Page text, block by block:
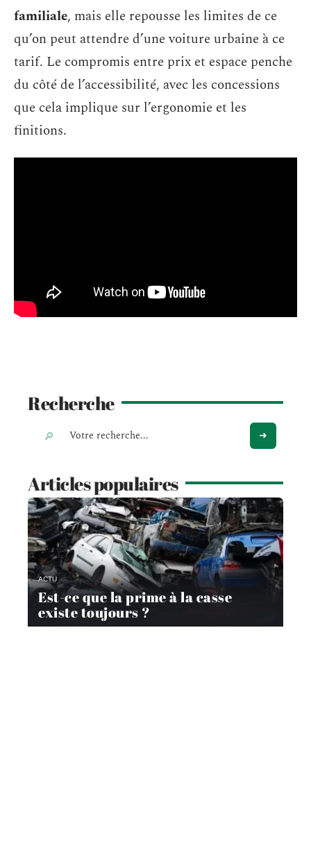
familiale, mais elle repousse les limites de ce
qu’on peut attendre d’une voiture urbaine à ce
tarif. Le compromis entre prix et espace penche
du côté de l’accessibilité, avec les concessions
que cela implique sur l’ergonomie et les
finitions.
Recherche
Articles populaires
ACTU
Est-ce que la prime à la casse
existe toujours ?